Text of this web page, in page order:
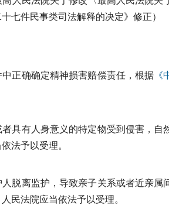
七件民事类司法解释的决定》 修正）
正确确定精神损害赔偿责任，根据
者具有人身意义的特定物受到侵害，
法予以受理。
脱离监护，导致亲子关系或者近亲
民法院应当依法予以受理。